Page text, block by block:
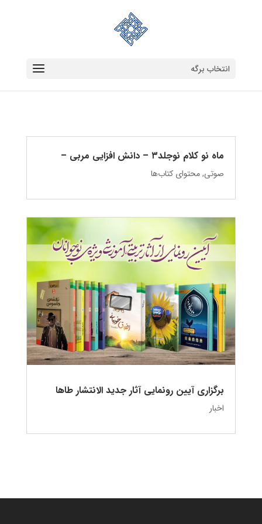
انتخاب برگه
ماه نو کلام نوجلد۳ – دانش‌ افزایی مربی –
صوتی,محتوای کتاب‌ها
برگزاری آیین رونمایی آثار جدید الانتشار طاها
اخبار